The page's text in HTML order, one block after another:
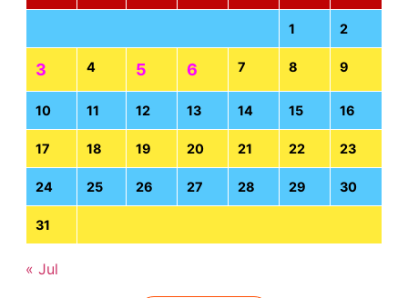
1 2
3 4 5 6 7 8 9
10 11 12 13 14 15 16
17 18 19 20 21 22 23
24 25 26 27 28 29 30
31
« Jul